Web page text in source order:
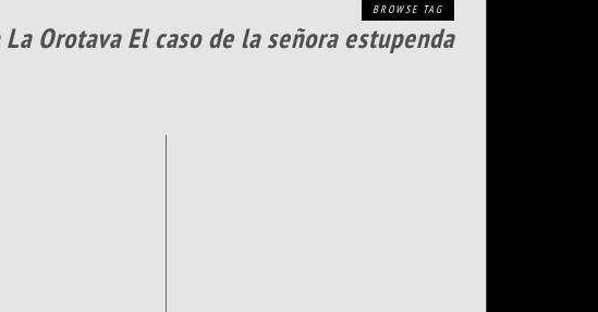
BROWSE TAG
Orotava El caso de la señora estupenda